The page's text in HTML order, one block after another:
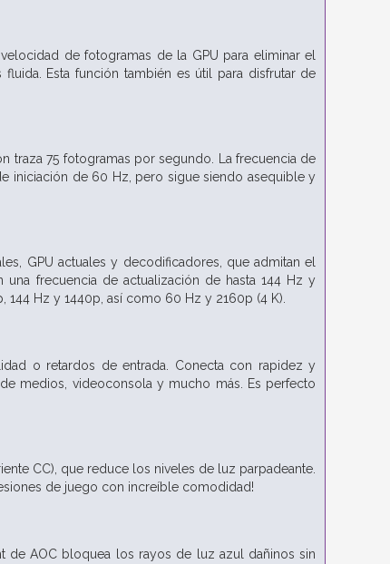
de fotogramas de la GPU para eliminar el
Esta función también es útil para disfrutar de
traza 75 fotogramas por segundo. La frecuencia de
iniciación de 60 Hz, pero sigue siendo asequible y
GPU actuales y decodificadores, que admitan el
frecuencia de actualización de hasta 144 Hz y
Hz y 1440p, así como 60 Hz y 2160p (4 K).
o retardos de entrada. Conecta con rapidez y
medios, videoconsola y mucho más. Es perfecto
CC), que reduce los niveles de luz parpadeante.
de juego con increíble comodidad!
de AOC bloquea los rayos de luz azul dañinos sin